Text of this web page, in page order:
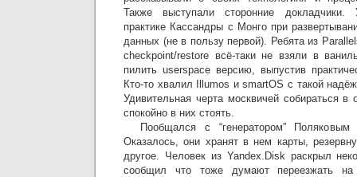
Также выступали сторонние
практике Кассандры с Монго при
данных (не в пользу первой). Ребята из
checkpoint/restore всё-таки не взяли в
пилить userspace версию, выпустив
Кто-то хвалил Illumos и smartOS с такой
Удивительная черта москвичей собираться в
спокойно в них стоять.
Пообщался с “генератором”
Оказалось, они хранят в нем карты,
другое. Человек из Yandex.Disk раскрыл
сообщил что тоже думают переезжать на